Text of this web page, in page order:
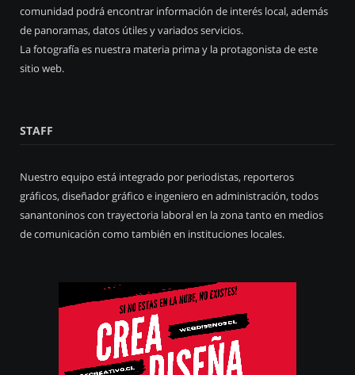
comunidad podrá encontrar información de interés local, además
de panoramas, datos útiles y variados servicios.
La fotografía es nuestra materia prima y la protagonista de este
sitio web.
STAFF
Nuestro equipo está integrado por periodistas, reporteros
gráficos, diseñador gráfico e ingeniero en administración, todos
sanantoninos con trayectoria laboral en la zona tanto en medios
de comunicación como también en instituciones locales.